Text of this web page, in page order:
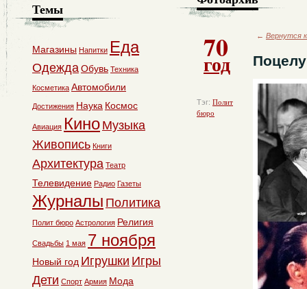
70
год
Тэг: Полит
бюро
← Вернутся
Темы
Магазины Напитки Еда
ОдеждаОбувь Техника
Косметика Автомобили
Достижения Наука Космос
Авиация Кино Музыка
Живопись Книги
Архитектура Театр
Телевидение Радио Газеты
Журналы Политика
Полит бюро Астрология Религия
Свадьбы 1 мая 7 ноября
Новый год Игрушки Игры
Дети Спорт Армия Мода